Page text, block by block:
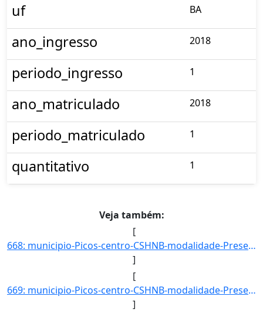
uf BA
ano_ingresso 2018
periodo_ingresso 1
ano_matriculado 2018
periodo_matriculado 1
quantitativo 1
Veja também:
[
668: municipio-Picos-centro-CSHNB-modalidade-Presencial-convenio--selecao-SISU_COTA-cota-AA-4-sexo-M-uf-B]
]
[
669: municipio-Picos-centro-CSHNB-modalidade-Presencial-convenio--selecao-SISU_COTA-cota-AA-2-sexo-M-uf-C]
]